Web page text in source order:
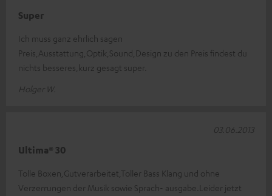
Super
Ich muss ganz ehrlich sagen
Preis,Ausstattung,Optik,Sound,Design zu den Preis findest du
nichts besseres,kurz gesagt super.
Holger W.
Ultima® 30
Tolle Boxen,Gutverarbeitet,Toller Bass Klang und ohne
Verzerrungen der Musik sowie Sprach- ausgabe.Leider jetzt
03.06.2013